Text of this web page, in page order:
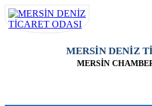
MERSİN DENİZ
MERSİN